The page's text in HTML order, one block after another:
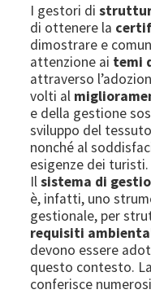
I gestori di
di ottenere la
dimostrare e
attenzione ai temi
attraverso
volti al
e della gestione
sviluppo del
nonché al
esigenze dei turisti.
Ilsistema di
è, infatti, uno
gestionale, per
requisiti
devono essere
questo contesto. La
conferisce